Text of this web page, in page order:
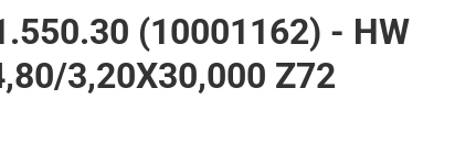
(10001162) - HW
3,20X30,000 Z72